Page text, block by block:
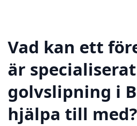
Vad kan ett
är
golvslipning i
hjälpa till med?